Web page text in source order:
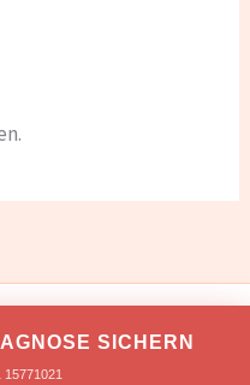
SICHERN
macht Unternehmer!